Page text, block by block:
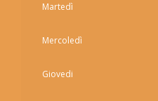
Martedì
Mercoledì
Giovedi